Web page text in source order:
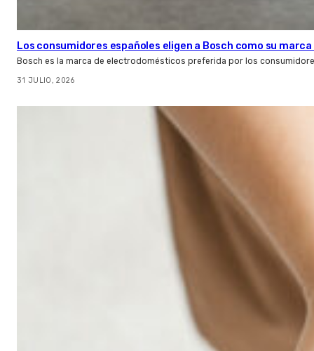
Los consumidores españoles eligen a Bosch como su
Bosch es la marca de electrodomésticos preferida por los
31 JULIO, 2026